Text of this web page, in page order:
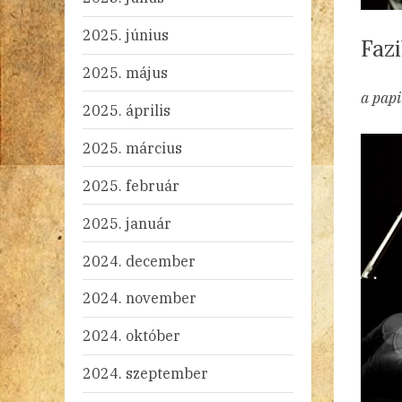
on
a
2025. június
2025. május
2025. április
2025. március
2025. február
2025. január
2024. december
2024. november
2024. október
2024. szeptember